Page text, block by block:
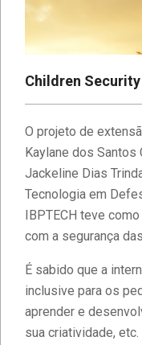
Children Security
O projeto de
Kaylane dos Santos
Jackeline Dias
Tecnologia em
IBPTECH teve
com a segurança
É sabido que a
inclusive para os
aprender e
sua criatividade,